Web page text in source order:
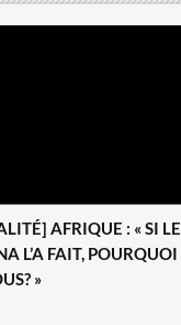
AFRIQUE : « SI LE
L’A FAIT, POURQUOI
»